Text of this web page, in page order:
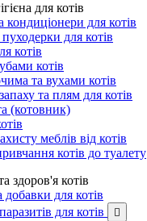
для котів
для котів
пуходерки для котів
котів
котів
та вухами котів
та плям для котів
(котовник)
меблів від котів
котів до туалету
здоров'я котів
добавки для котів
для котів
